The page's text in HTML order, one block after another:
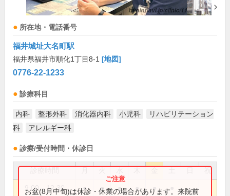
所在地・電話番号
福井城址大名町駅
福井県福井市順化1丁目8-1 [地図]
0776-22-1233
診療科目
内科 整形外科 消化器内科 小児科
リハビリテーション
科
アレルギー科
診療/受付時間・休診日
祝
9:00～12:30 ● ● ● ● ●
お盆(8月中旬)は休診・休業の場合があります。来院前